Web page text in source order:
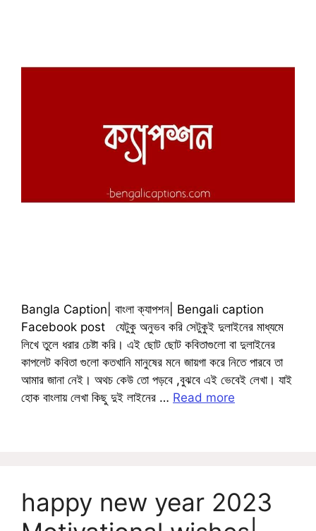
Bangla Caption| বাংলা ক্যাপশন| Bengali caption
Facebook post যেটুকু অনুভব করি সেটুকুই দুলাইনের মাধ্যমে
লিখে তুলে ধরার চেষ্টা করি। এই ছোট ছোট কবিতাগুলো বা দুলাইনের
কাপলেট কবিতা গুলো কতখানি মানুষের মনে জায়গা করে নিতে পারবে তা
আমার জানা নেই। অথচ কেউ তো পড়বে ,বুঝবে এই ভেবেই লেখা। যাই
হোক বাংলায় লেখা কিছু দুই লাইনের … Read more
happy new year 2023